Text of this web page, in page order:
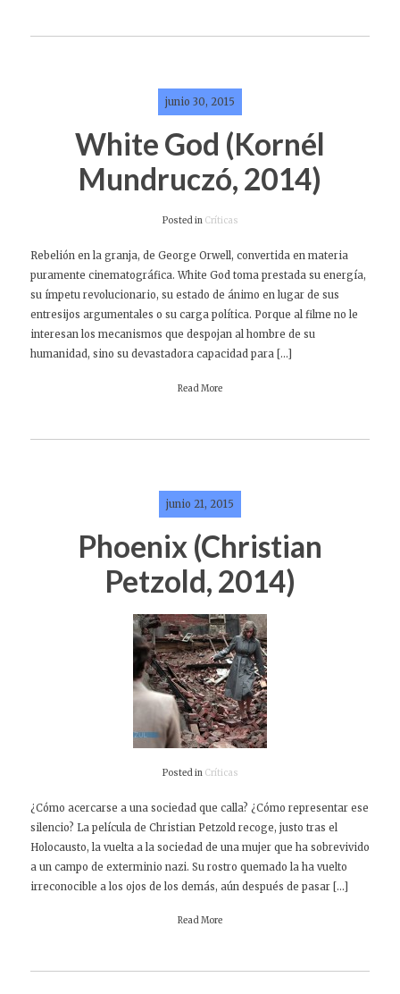
junio 30, 2015
White God (Kornél
Mundruczó, 2014)
Posted in Críticas
Rebelión en la granja, de George Orwell, convertida en materia
puramente cinematográfica. White God toma prestada su energía,
su ímpetu revolucionario, su estado de ánimo en lugar de sus
entresijos argumentales o su carga política. Porque al filme no le
interesan los mecanismos que despojan al hombre de su
humanidad, sino su devastadora capacidad para […]
Read More
junio 21, 2015
Phoenix (Christian
Petzold, 2014)
Posted in Críticas
¿Cómo acercarse a una sociedad que calla? ¿Cómo representar ese
silencio? La película de Christian Petzold recoge, justo tras el
Holocausto, la vuelta a la sociedad de una mujer que ha sobrevivido
a un campo de exterminio nazi. Su rostro quemado la ha vuelto
irreconocible a los ojos de los demás, aún después de pasar […]
Read More